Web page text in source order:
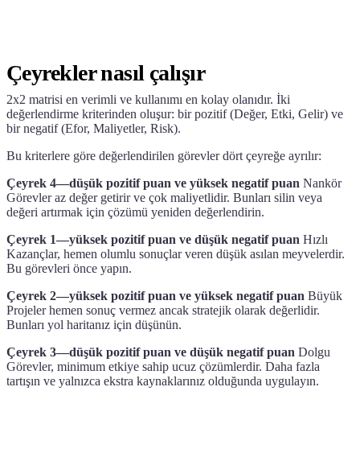
Çeyrekler nasıl çalışır
2x2 matrisi en verimli ve kullanımı en kolay olanıdır. İki
değerlendirme kriterinden oluşur: bir pozitif (Değer, Etki, Gelir) ve
bir negatif (Efor, Maliyetler, Risk).
Bu kriterlere göre değerlendirilen görevler dört çeyreğe ayrılır:
Çeyrek 4—düşük pozitif puan ve yüksek negatif puan Nankör
Görevler az değer getirir ve çok maliyetlidir. Bunları silin veya
değeri artırmak için çözümü yeniden değerlendirin.
Çeyrek 1—yüksek pozitif puan ve düşük negatif puan Hızlı
Kazançlar, hemen olumlu sonuçlar veren düşük asılan meyvelerdir.
Bu görevleri önce yapın.
Çeyrek 2—yüksek pozitif puan ve yüksek negatif puan Büyük
Projeler hemen sonuç vermez ancak stratejik olarak değerlidir.
Bunları yol haritanız için düşünün.
Çeyrek 3—düşük pozitif puan ve düşük negatif puan Dolgu
Görevler, minimum etkiye sahip ucuz çözümlerdir. Daha fazla
tartışın ve yalnızca ekstra kaynaklarınız olduğunda uygulayın.